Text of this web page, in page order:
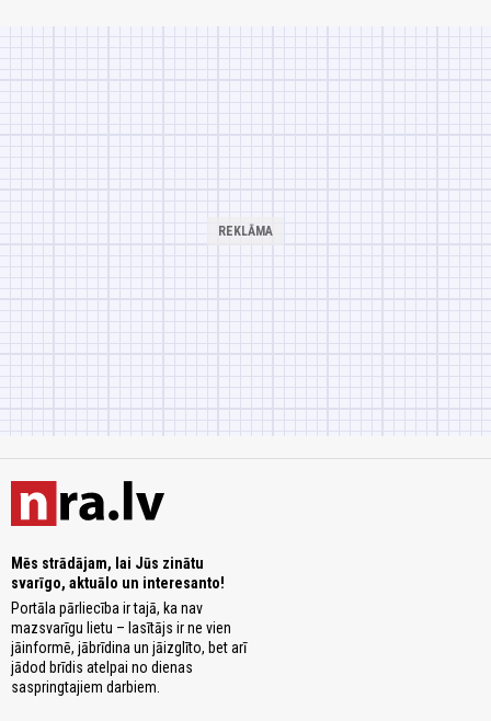
Mēs strādājam, lai Jūs zinātu
svarīgo, aktuālo un interesanto!
Portāla pārliecība ir tajā, ka nav
mazsvarīgu lietu – lasītājs ir ne vien
jāinformē, jābrīdina un jāizglīto, bet arī
jādod brīdis atelpai no dienas
saspringtajiem darbiem.